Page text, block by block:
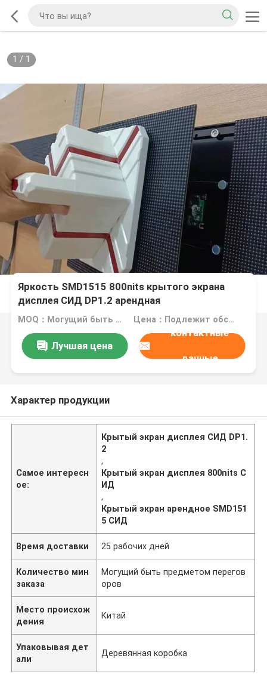
1 / 1
Яркость SMD1515 800nits крытого экрана
дисплея СИД DP1.2 арендная
MOQ：Могущий быть предметом переговоров Цена：Подлежит обсуждению
Лучшая цена
контактные
данные
Характер продукции
Самое интересн
ое:
Крытый экран дисплея СИД DP1.
2
,
Крытый экран дисплея 800nits С
ИД
,
Крытый экран арендное SMD151
5 СИД
Время доставки 25 рабочих дней
Количество мин
заказа
Могущий быть предметом перегов
оров
Место происхож
дения
Китай
Упаковывая дет
али
Деревянная коробка